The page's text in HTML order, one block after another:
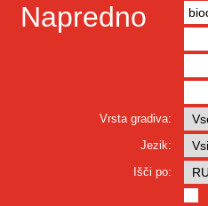
Napredno
Vrsta gradiva:
Jezik:
Išči po: